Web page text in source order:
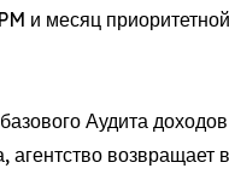
и месяц
Аудита
агентство